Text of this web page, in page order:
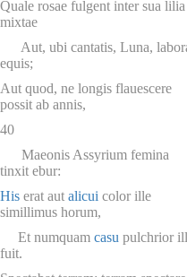
Quale rosae fulgent inter sua lilia
mixtae
Aut, ubi cantatis, Luna,
equis;
Aut quod, ne longis flauescere
possit ab annis,
40
Maeonis Assyrium femina
tinxit ebur:
His erat aut alicui color ille
simillimus horum,
Et numquam casu pulchrior
fuit.